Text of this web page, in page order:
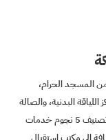
راديسون العزيزية مكة على بعد 7.3 كم من المسجد الحرام،
البدنية، والصالة
المشتركة، والمطعم. كما يقدم الفندق الفاخر الذي يحمل تصنيف 5 نجوم خدمات